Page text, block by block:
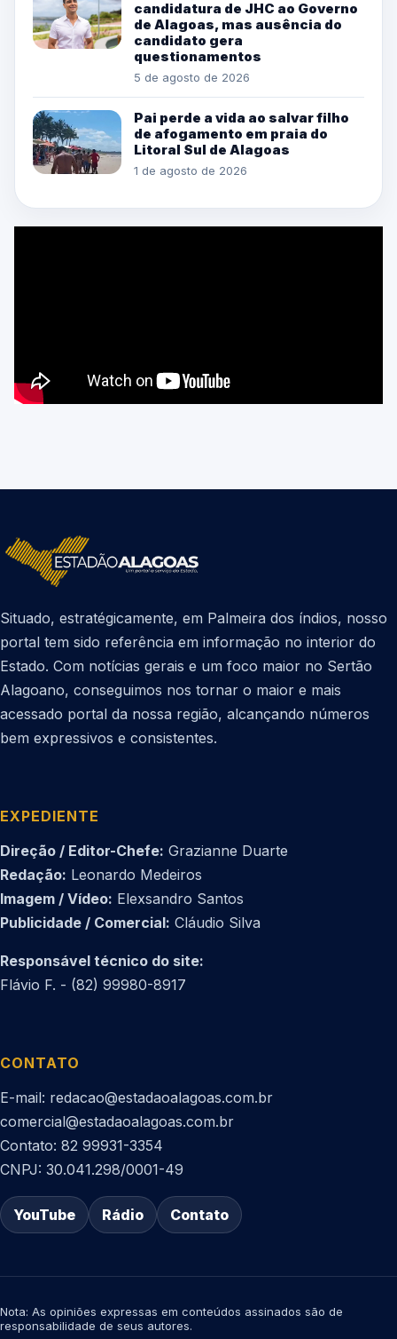
candidatura de JHC ao Governo
de Alagoas, mas ausência do
candidato gera
questionamentos
5 de agosto de 2026
Pai perde a vida ao salvar filho
de afogamento em praia do
Litoral Sul de Alagoas
1 de agosto de 2026
Situado, estratégicamente, em Palmeira dos índios, nosso
portal tem sido referência em informação no interior do
Estado. Com notícias gerais e um foco maior no Sertão
Alagoano, conseguimos nos tornar o maior e mais
acessado portal da nossa região, alcançando números
bem expressivos e consistentes.
EXPEDIENTE
Direção / Editor-Chefe: Grazianne Duarte
Redação: Leonardo Medeiros
Imagem / Vídeo: Elexsandro Santos
Publicidade / Comercial: Cláudio Silva
Responsável técnico do site:
Flávio F. - (82) 99980-8917
CONTATO
E-mail: redacao@estadaoalagoas.com.br
comercial@estadaoalagoas.com.br
Contato: 82 99931-3354
CNPJ: 30.041.298/0001-49
YouTube Rádio Contato
Nota: As opiniões expressas em conteúdos assinados são de
responsabilidade de seus autores.